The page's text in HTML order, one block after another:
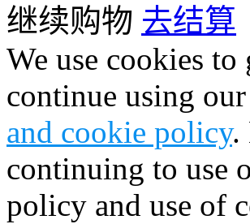
继续购物 去结算
We use cookies
continue using
and cookie policy.
continuing to use
policy and use of